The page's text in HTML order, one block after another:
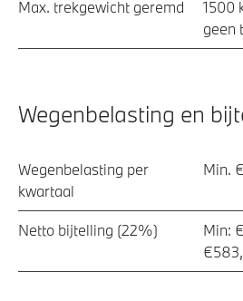
Max. trekgewicht geremd
1500
geen
Wegenbelasting en
Wegenbelasting per
kwartaal
Min.
Netto bijtelling (22%)
Min: